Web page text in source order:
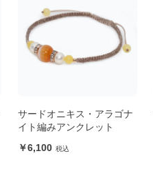
サードオニキス・アラゴナ
イト編みアンクレット
6,100